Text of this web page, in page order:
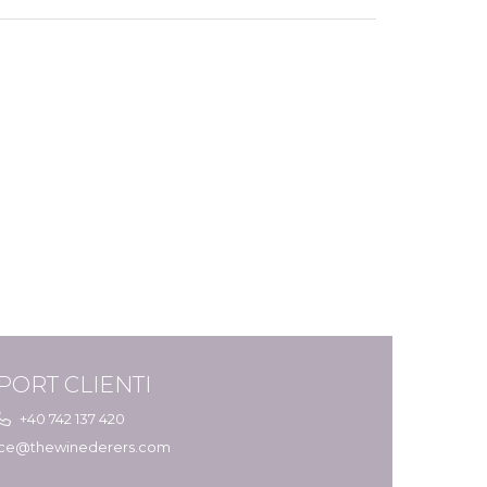
CLIENTI
+40 742 137 420